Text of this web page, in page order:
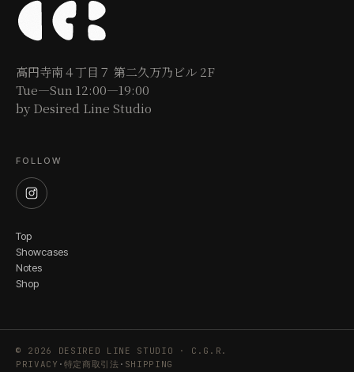
高円寺南４丁目７ 第二久万乃ビル 2F
Tue—Sun 12:00—19:00
by Desired Line Studio
FOLLOW
Top
Showcases
Notes
Shop
© 2026 DESIRED LINE STUDIO · C.G.R.
PRIVACY · 特定商取引法 · SHIPPING